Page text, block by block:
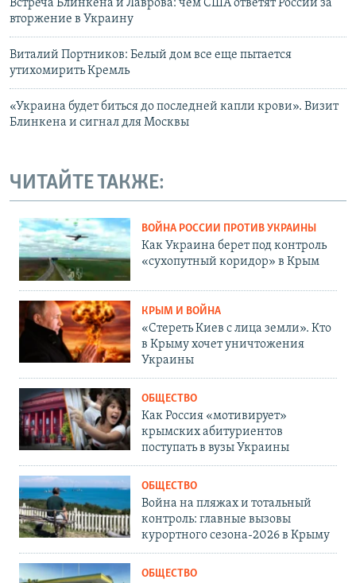
Встреча Блинкена и Лаврова: чем США ответят России за
вторжение в Украину
Виталий Портников: Белый дом все еще пытается
утихомирить Кремль
«Украина будет биться до последней капли крови». Визит
Блинкена и сигнал для Москвы
ЧИТАЙТЕ ТАКЖЕ:
ВОЙНА РОССИИ ПРОТИВ УКРАИНЫ
Как Украина берет под контроль
«сухопутный коридор» в Крым
КРЫМ И ВОЙНА
«Стереть Киев с лица земли». Кто
в Крыму хочет уничтожения
Украины
ОБЩЕСТВО
Как Россия «мотивирует»
крымских абитуриентов
поступать в вузы Украины
ОБЩЕСТВО
Война на пляжах и тотальный
контроль: главные вызовы
курортного сезона-2026 в Крыму
ОБЩЕСТВО